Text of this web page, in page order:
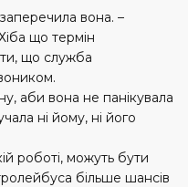
вона. –
що термін
що служба
аби вона не панікувала
ні йому, ні його
роботі, можуть бути
більше шансів